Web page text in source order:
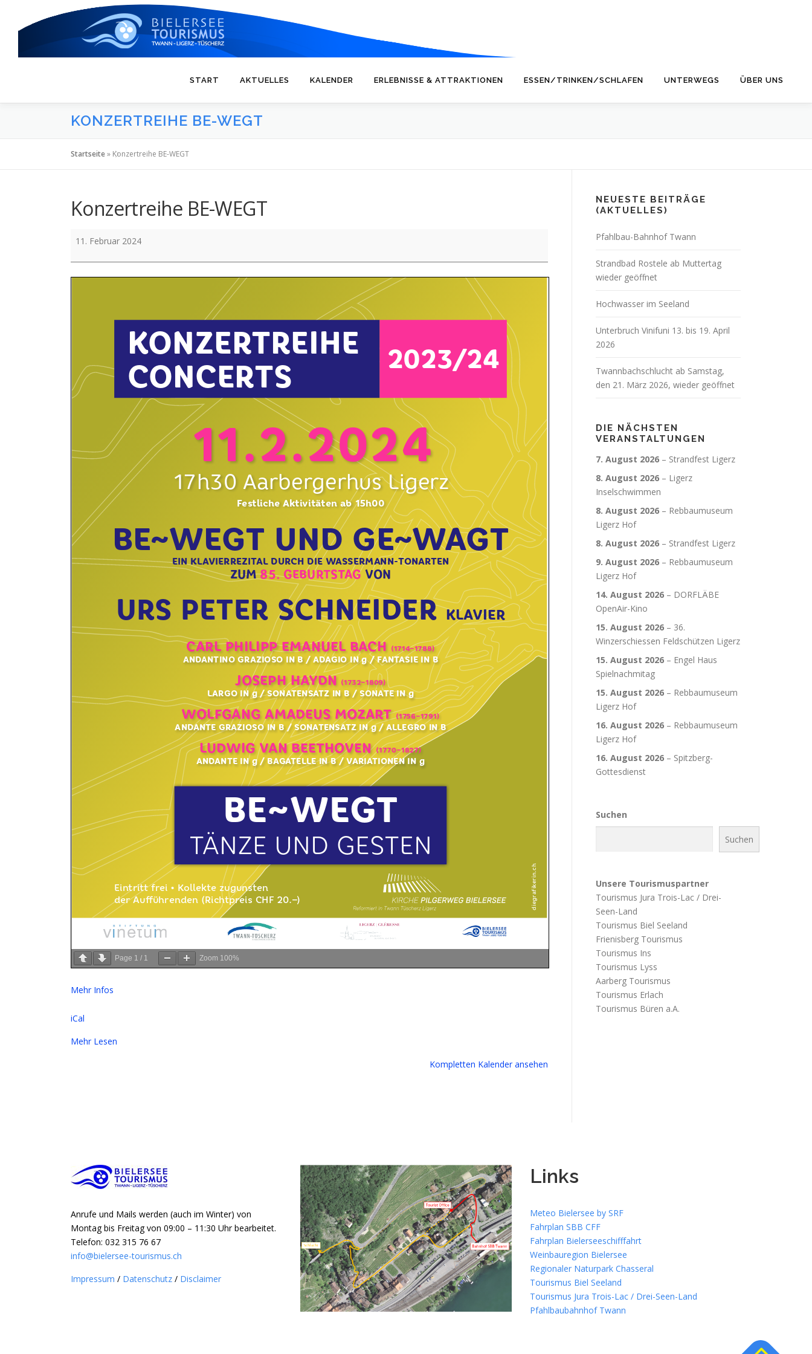
springen
START AKTUELLES KALENDER ERLEBNISSE & ATTRAKTIONEN ESSEN/TRINKEN/SCHLAFEN UNTERWEGS ÜBER UNS
KONZERTREIHE BE-WEGT
Startseite» Konzertreihe BE-WEGT
Konzertreihe BE-WEGT
Konzertreihe
WEGT
11. Februar 2024
Page 1 / 1 Zoom 100%
Mehr Infos
iCal
Mehr Lesen
Kompletten Kalender ansehen
NEUESTE BEITRÄGE
(AKTUELLES)
Pfahlbau-Bahnhof Twann
Strandbad Rostele ab Muttertag
wieder geöffnet
Hochwasser im Seeland
Unterbruch Vinifuni 13. bis 19. April
2026
Twannbachschlucht ab Samstag,
den 21. März 2026, wieder geöffnet
DIE NÄCHSTEN
VERANSTALTUNGEN
7. August 2026 – Strandfest Ligerz
8. August 2026 – Ligerz
Inselschwimmen
8. August 2026 – Rebbaumuseum
Ligerz Hof
8. August 2026 – Strandfest Ligerz
9. August 2026 – Rebbaumuseum
Ligerz Hof
14. August 2026 – DORFLÄBE
OpenAir-Kino
15. August 2026 – 36.
Winzerschiessen Feldschützen Ligerz
15. August 2026 – Engel Haus
Spielnachmitag
15. August 2026 – Rebbaumuseum
Ligerz Hof
16. August 2026 – Rebbaumuseum
Ligerz Hof
16. August 2026 – Spitzberg-
Gottesdienst
Suchen
Suchen
Unsere Tourismuspartner
Tourismus Jura Trois-Lac / Drei-
Seen-Land
Tourismus Biel Seeland
Frienisberg Tourismus
Tourismus Ins
Tourismus Lyss
Aarberg Tourismus
Tourismus Erlach
Tourismus Büren a.A.
Anrufe und Mails werden (auch im Winter) von
Montag bis Freitag von 09:00 – 11:30 Uhr bearbeitet.
Telefon: 032 315 76 67
info@bielersee-tourismus.ch
Impressum / Datenschutz / Disclaimer
Links
Meteo Bielersee by SRF
Fahrplan SBB CFF
Fahrplan Bielerseeschifffahrt
Weinbauregion Bielersee
Regionaler Naturpark Chasseral
Tourismus Biel Seeland
Tourismus Jura Trois-Lac / Drei-Seen-Land
Pfahlbaubahnhof Twann